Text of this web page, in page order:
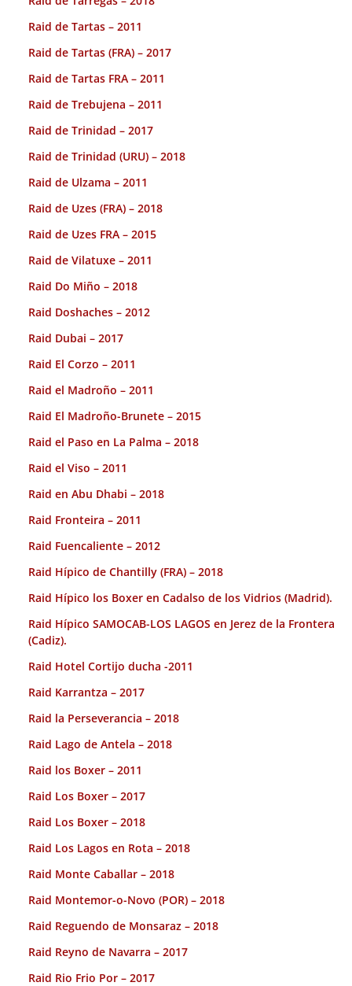
Raid de Tartas – 2011
Raid de Tartas (FRA) – 2017
Raid de Tartas FRA – 2011
Raid de Trebujena – 2011
Raid de Trinidad – 2017
Raid de Trinidad (URU) – 2018
Raid de Ulzama – 2011
Raid de Uzes (FRA) – 2018
Raid de Uzes FRA – 2015
Raid de Vilatuxe – 2011
Raid Do Miño – 2018
Raid Doshaches – 2012
Raid Dubai – 2017
Raid El Corzo – 2011
Raid el Madroño – 2011
Raid El Madroño-Brunete – 2015
Raid el Paso en La Palma – 2018
Raid el Viso – 2011
Raid en Abu Dhabi – 2018
Raid Fronteira – 2011
Raid Fuencaliente – 2012
Raid Hípico de Chantilly (FRA) – 2018
Raid Hípico los Boxer en Cadalso de los Vidrios (Madrid).
Raid Hípico SAMOCAB-LOS LAGOS en Jerez de la Frontera
(Cadiz).
Raid Hotel Cortijo ducha -2011
Raid Karrantza – 2017
Raid la Perseverancia – 2018
Raid Lago de Antela – 2018
Raid los Boxer – 2011
Raid Los Boxer – 2017
Raid Los Boxer – 2018
Raid Los Lagos en Rota – 2018
Raid Monte Caballar – 2018
Raid Montemor-o-Novo (POR) – 2018
Raid Reguendo de Monsaraz – 2018
Raid Reyno de Navarra – 2017
Raid Rio Frio Por – 2017